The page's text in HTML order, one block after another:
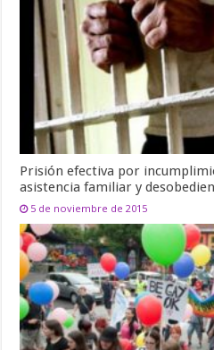
Prisión efectiva por
asistencia familiar y
5 de noviembre de 2015